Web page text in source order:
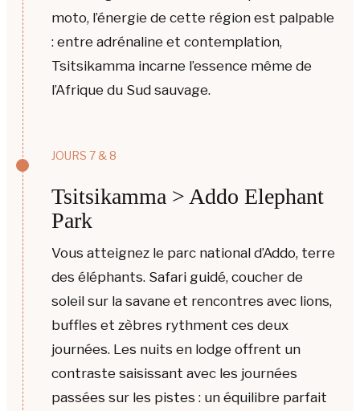
moto, l’énergie de cette région est palpable
: entre adrénaline et contemplation,
Tsitsikamma incarne l’essence même de
l’Afrique du Sud sauvage.
JOURS 7 & 8
Tsitsikamma > Addo Elephant
Park
Vous atteignez le parc national d’Addo, terre
des éléphants. Safari guidé, coucher de
soleil sur la savane et rencontres avec lions,
buffles et zèbres rythment ces deux
journées. Les nuits en lodge offrent un
contraste saisissant avec les journées
passées sur les pistes : un équilibre parfait